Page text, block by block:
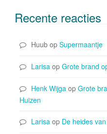
Recente reacties
Huub op Supermaantje
Larisa op Grote brand
Henk Wijga op Grote
Huizen
Larisa op De heides